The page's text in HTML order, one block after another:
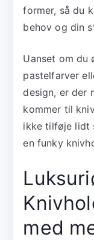
former, så du
behov og din
Uanset om du
pastelfarver
design, er der
kommer til
ikke tilføje lidt
en funky
med